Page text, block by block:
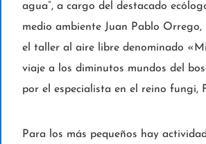
agua”, a cargo del destacado
medio ambiente Juan Pablo Orrego,
el taller al aire libre denominado
viaje a los diminutos mundos del
por el especialista en el reino fungi,
Para los más pequeños hay